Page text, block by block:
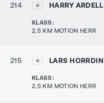
214 HARRY ARDELL
KLASS:
2,5 KM MOTION HERR
215 LARS HORRDIN
KLASS:
2,5 KM MOTION HERR